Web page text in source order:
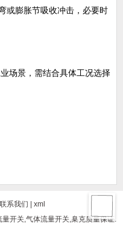
或膨胀节吸收冲击，必要时
场景，需结合具体工况选择
联系我们
xml
开关,气体流量开关,臬克质量保证.